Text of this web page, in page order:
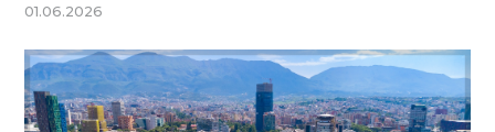
01.06.2026